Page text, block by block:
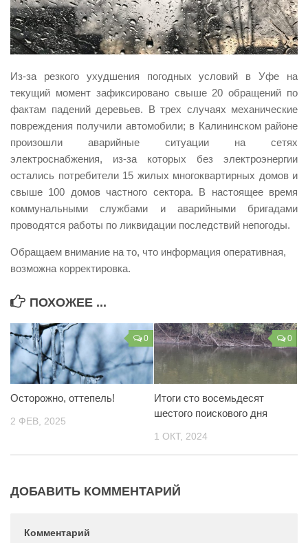
Виды деятельности
Обслуживание опасных производственных объектов
УГЗ рекомендует
Памятки населению
Как стать спасателем
Уголок гражданской обороны
Пресс-центр
СМИ о нас
Конкурсы
Наша работа
Фотогалерея
Обращения
Контакты
Вакансии
Из-за резкого ухудшения погодных условий в Уфе на
текущий момент зафиксировано свыше 20 обращений по
фактам падений деревьев. В трех случаях механические
повреждения получили автомобили; в Калининском районе
произошли аварийные ситуации на сетях
электроснабжения, из-за которых без электроэнергии
остались потребители 15 жилых многоквартирных домов и
свыше 100 домов частного сектора. В настоящее время
коммунальными службами и аварийными бригадами
проводятся работы по ликвидации последствий непогоды.
Обращаем внимание на то, что информация оперативная,
возможна корректировка.
ПОХОЖЕЕ ...
0
Осторожно, оттепель!
2 ФЕВ, 2025
0
Итоги сто восемьдесят
шестого поискового дня
1 ОКТ, 2024
ДОБАВИТЬ КОММЕНТАРИЙ
Комментарий